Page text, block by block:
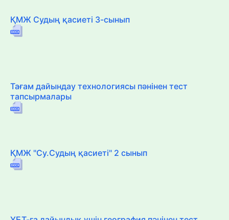
ҚМЖ Судың қасиеті 3-сынып
Тағам дайындау технологиясы пәнінен тест
тапсырмалары
ҚМЖ "Су.Судың қасиеті" 2 сынып